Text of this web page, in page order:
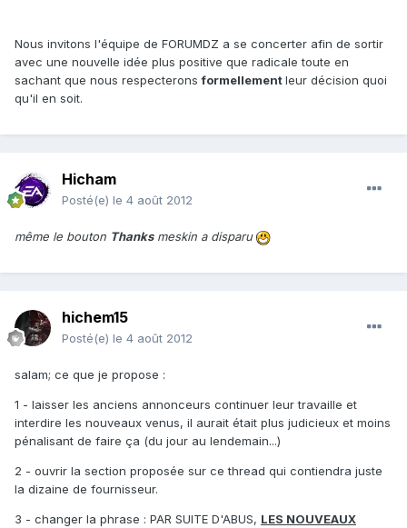
Nous invitons l'équipe de FORUMDZ a se concerter afin de sortir
avec une nouvelle idée plus positive que radicale toute en
sachant que nous respecteronsformellementleur décision quoi
qu'il en soit.
Hicham
Posté(e) le 4 août 2012
même le bouton Thanksmeskin a disparu
hichem15
Posté(e) le 4 août 2012
salam; ce que je propose :
1 - laisser les anciens annonceurs continuer leur travaille et
interdire les nouveaux venus, il aurait était plus judicieux et moins
pénalisant de faire ça (du jour au lendemain...)
2 - ouvrir la section proposée sur ce thread qui contiendra juste
la dizaine de fournisseur.
3 - changer la phrase : PAR SUITE D'ABUS, LES NOUVEAUX